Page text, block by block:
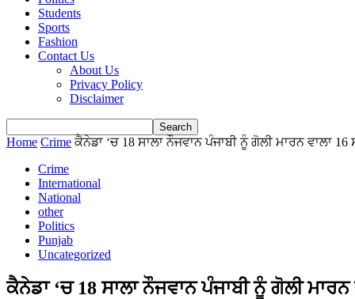
Students
Sports
Fashion
Contact Us
About Us
Privacy Policy
Disclaimer
Home Crime ਕੈਨੇਡਾ ‘ਚ 18 ਸਾਲਾ ਨੌਜਵਾਨ ਪੰਜਾਬੀ ਨੂੰ ਗੋਲੀ ਮਾਰਨ ਵਾਲਾ 16
Crime
International
National
other
Politics
Punjab
Uncategorized
ਕੈਨੇਡਾ ‘ਚ 18 ਸਾਲਾ ਨੌਜਵਾਨ ਪੰਜਾਬੀ ਨੂੰ ਗੋਲੀ